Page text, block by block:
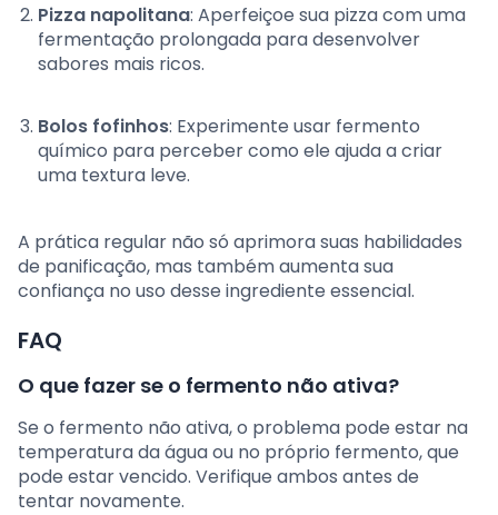
Pizza napolitana: Aperfeiçoe sua pizza com uma
fermentação prolongada para desenvolver
sabores mais ricos.
Bolos fofinhos: Experimente usar fermento
químico para perceber como ele ajuda a criar
uma textura leve.
A prática regular não só aprimora suas habilidades
de panificação, mas também aumenta sua
confiança no uso desse ingrediente essencial.
FAQ
O que fazer se o fermento não ativa?
Se o fermento não ativa, o problema pode estar na
temperatura da água ou no próprio fermento, que
pode estar vencido. Verifique ambos antes de
tentar novamente.